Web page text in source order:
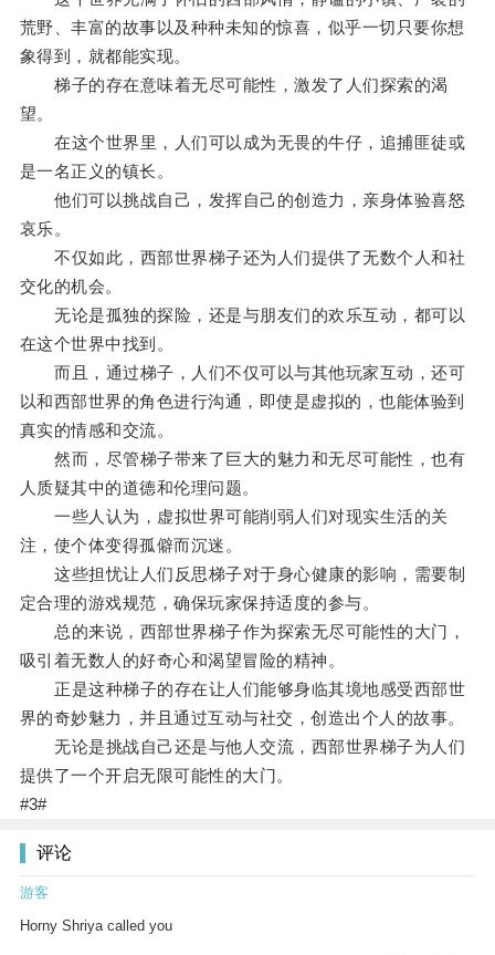
荒野、丰富的故事以及种种未知的惊喜，似乎一切只要你想
象得到，就都能实现。
梯子的存在意味着无尽可能性，激发了人们探索的渴
望。
在这个世界里，人们可以成为无畏的牛仔，追捕匪徒或
是一名正义的镇长。
他们可以挑战自己，发挥自己的创造力，亲身体验喜怒
哀乐。
不仅如此，西部世界梯子还为人们提供了无数个人和社
交化的机会。
无论是孤独的探险，还是与朋友们的欢乐互动，都可以
在这个世界中找到。
而且，通过梯子，人们不仅可以与其他玩家互动，还可
以和西部世界的角色进行沟通，即使是虚拟的，也能体验到
真实的情感和交流。
然而，尽管梯子带来了巨大的魅力和无尽可能性，也有
人质疑其中的道德和伦理问题。
一些人认为，虚拟世界可能削弱人们对现实生活的关
注，使个体变得孤僻而沉迷。
这些担忧让人们反思梯子对于身心健康的影响，需要制
定合理的游戏规范，确保玩家保持适度的参与。
总的来说，西部世界梯子作为探索无尽可能性的大门，
吸引着无数人的好奇心和渴望冒险的精神。
正是这种梯子的存在让人们能够身临其境地感受西部世
界的奇妙魅力，并且通过互动与社交，创造出个人的故事。
无论是挑战自己还是与他人交流，西部世界梯子为人们
提供了一个开启无限可能性的大门。
#3#
评论
游客
Horny Shriya called you